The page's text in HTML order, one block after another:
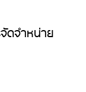
ดจำหน่าย